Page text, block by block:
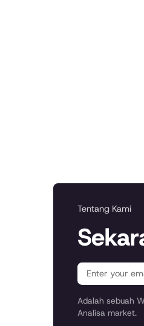
Tentang Kami
Adalah sebuah
Analisa market.